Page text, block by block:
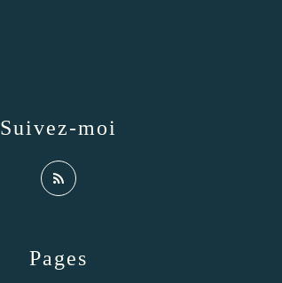
Pages
Suivez-moi